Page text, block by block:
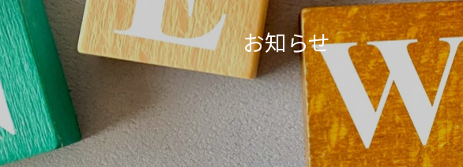
頭が痛い 頭をケガした 手足のしびれ
お知らせ